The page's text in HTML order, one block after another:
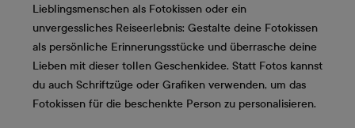
Lieblingsmenschen als Fotokissen oder ein
unvergessliches Reiseerlebnis: Gestalte deine Fotokissen
als persönliche Erinnerungsstücke und überrasche deine
Lieben mit dieser tollen Geschenkidee. Statt Fotos kannst
du auch Schriftzüge oder Grafiken verwenden, um das
Fotokissen für die beschenkte Person zu personalisieren.